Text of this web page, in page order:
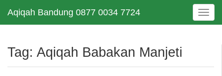
Aqiqah Bandung 0877 0034 7724
T
o
e
Tag: Aqiqah Babakan Manjeti